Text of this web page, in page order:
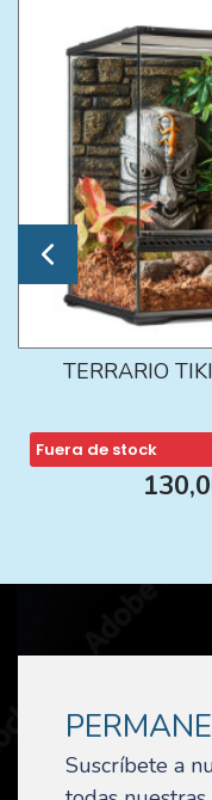
TERRARIO
Fuera de stock
Suscríbete a